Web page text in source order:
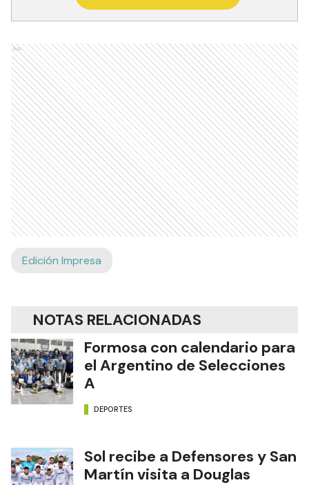
Ads
Edición Impresa
NOTAS RELACIONADAS
Formosa con calendario para
el Argentino de Selecciones
A
DEPORTES
Sol recibe a Defensores y San
Martín visita a Douglas